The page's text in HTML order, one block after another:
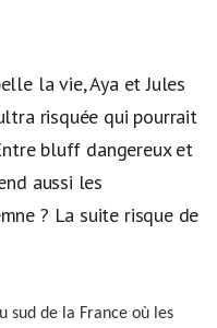
la vie, Aya et Jules
risquée qui pourrait
bluff dangereux et
aussi les
? La suite risque de
sud de la France où les